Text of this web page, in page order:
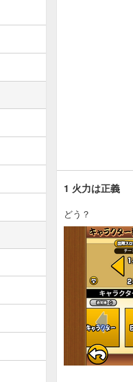
1 火力は正義
どう？